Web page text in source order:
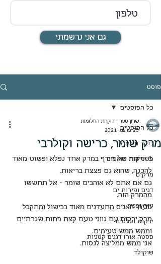
גם אני נרשמתי
פוסט
כל הפוסטים
בוקר ובראנצ
פשטידות ומאפים
מרקים
דגים ופירות ים
עוף ובשר
ירקות וסלטים
פסטה אורז דגנים קטניות
שוקולד
כל הפוסטים
מרק שומר, כרישה וקולרבי
שרון סער - רוקחת החלומות
25 בדצמ׳ 2021
3 ירקות של חורף במרק אחד נפלא ופשוט מאוד
להכנה, שהוא גם פצצת בריאות.
גם אם אתם לא אוהבים שומר - אל תחששו
מהמרק הזה.
טעמי האניס מתעדנים מאוד בבישול ומתקבל
מרק ירקות עם גווני טעם קצת פחות שגרתיים
וממש ממש טעימים.
אני ממש ממליצה לנסות.